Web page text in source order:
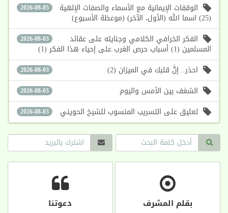
2026-08-05 الوقفات الإيمانية مع الأسماء والصفات الإلهية
(25) اسما الله (الأول، الآخر) (موعظة الأسبوع)
2026-08-03 الفكر الخرافي الكلامي وجنايته على عقائد
المسلمين (1) أسباب حرص الغرب على إحياء هذا الفكر (1)
2026-08-03 احذر.. إنَّ قلبك في الميزان (2)
2026-08-03 الشغف بين الأمس واليوم
2026-08-03 تعليق على التسريب المنسوب للشيخ الحويني
بقلم المشرف دعوتنا